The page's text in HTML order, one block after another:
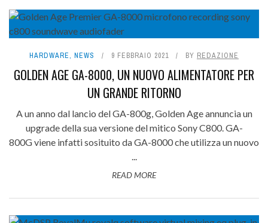
HARDWARE, NEWS 9 FEBBRAIO 2021 BY REDAZIONE
GOLDEN AGE GA-8000, UN NUOVO ALIMENTATORE PER
UN GRANDE RITORNO
A un anno dal lancio del GA-800g, Golden Age annuncia un
upgrade della sua versione del mitico Sony C800. GA-
800G viene infatti sosituito da GA-8000 che utilizza un nuovo
...
READ MORE